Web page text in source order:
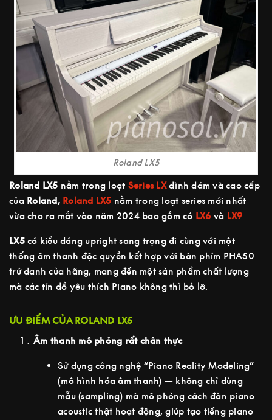
Roland LX5
Roland LX5 nằm trong loạt Series LXđình đám và cao cấp
của Roland, Roland LX5 nằm trong loạt series mới nhất
vừa cho ra mắt vào năm 2024 bao gồm có LX6 và LX9
LX5có kiểu dáng upright sang trọng đi cùng với một
thống âm thanh độc quyền kết hợp với bàn phím PHA50
trứ danh của hãng, mang đến một sản phẩm chất lượng
mà các tín đồ yêu thích Piano không thì bỏ lỡ.
ƯU ĐIỂM CỦA ROLAND LX5
Âm thanh mô phỏng rất chân thực
Sử dụng công nghệ “Piano Reality Modeling”
(mô hình hóa âm thanh) — không chỉ dùng
mẫu (sampling) mà mô phỏng cách đàn piano
acoustic thật hoạt động, giúp tạo tiếng piano